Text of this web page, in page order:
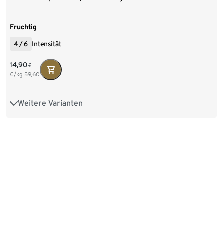
Fruchtig
4/6 Intensität
14,90€
€/kg 59,60
Weitere Varianten
250 g Ganze Bohne